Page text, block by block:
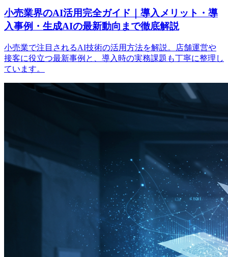
小売業界のAI活用完全ガイド｜導入メリット・導
入事例・生成AIの最新動向まで徹底解説
小売業で注目されるAI技術の活用方法を解説。店舗運営や
接客に役立つ最新事例と、導入時の実務課題も丁寧に整理し
ています。